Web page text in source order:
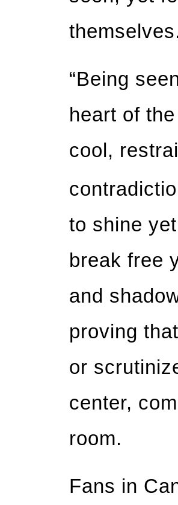
“Being
heart of
cool,
to shine
break free
and
proving
or
center,
room.
Fans in